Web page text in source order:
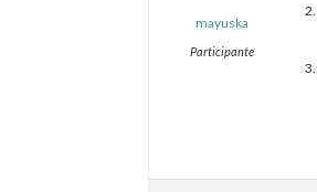
mayuska
Participante